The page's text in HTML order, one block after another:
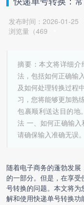
发布时间：2026-01-25
浏览量（469
摘要：本文将详细
法，包括如何正确输
及如何处理转换过程
习，您将能够更加熟
包裹顺利送达目的地
法 一、如何正确输入
请确保输入准确无误
随着电子商务的蓬勃发
的一部分。但是，在享
号转换的问题。本文将
解和使用快递单号转换功